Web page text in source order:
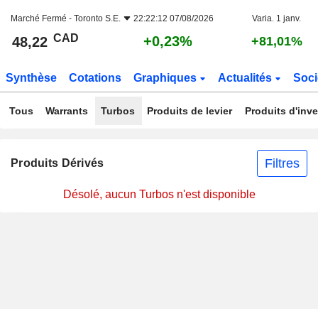
Marché Fermé - Toronto S.E. 22:22:12 07/08/2026 Varia. 1 janv.
48,22 CAD +0,23% +81,01%
Synthèse Cotations Graphiques Actualités
Tous Warrants Turbos Produits de levier Produits
Produits Dérivés Filtres
Désolé, aucun Turbos n'est disponible